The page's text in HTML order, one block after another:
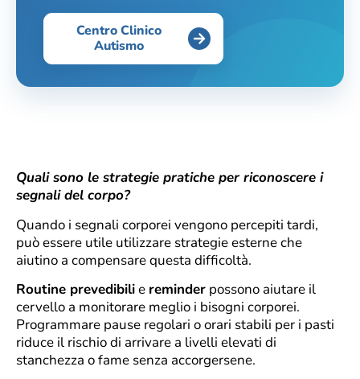
Centro Clinico
Autismo
Quali sono le strategie pratiche per riconoscere i
segnali del corpo?
Quando i segnali corporei vengono percepiti tardi,
può essere utile utilizzare strategie esterne che
aiutino a compensare questa difficoltà.
Routine prevedibilie reminder possono aiutare il
cervello a monitorare meglio i bisogni corporei.
Programmare pause regolari o orari stabili per i pasti
riduce il rischio di arrivare a livelli elevati di
stanchezza o fame senza accorgersene.